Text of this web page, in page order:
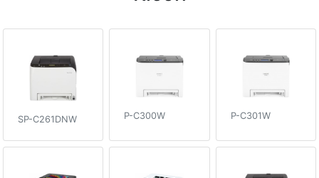
SP-C261DNW P-C300W P-C301W